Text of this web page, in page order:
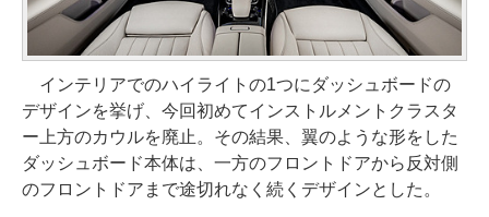
インテリアでのハイライトの1つにダッシュボードの
デザインを挙げ、今回初めてインストルメントクラスタ
ー上方のカウルを廃止。その結果、翼のような形をした
ダッシュボード本体は、一方のフロントドアから反対側
のフロントドアまで途切れなく続くデザインとした。